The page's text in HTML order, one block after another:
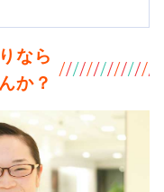
なら
か？